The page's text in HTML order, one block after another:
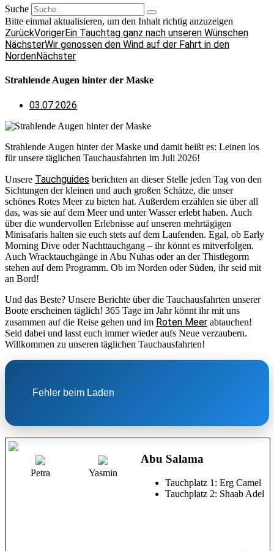
Suche
Bitte einmal aktualisieren, um den Inhalt richtig anzuzeigen
ZurückVorigerEin Tauchtag ganz nach unseren Wünschen
NächsterWir genossen den Wind auf der Fahrt in den
NordenNächster
Strahlende Augen hinter der Maske
03.07.2026
Strahlende Augen hinter der Maske und damit heißt es: Leinen los
für unsere täglichen Tauchausfahrten im Juli 2026!
Unsere Tauchguides berichten an dieser Stelle jeden Tag von den
Sichtungen der kleinen und auch großen Schätze, die unser
schönes Rotes Meer zu bieten hat. Außerdem erzählen sie über all
das, was sie auf dem Meer und unter Wasser erlebt haben. Auch
über die wundervollen Erlebnisse auf unseren mehrtägigen
Minisafaris halten sie euch stets auf dem Laufenden. Egal, ob Early
Morning Dive oder Nachttauchgang – ihr könnt es mitverfolgen.
Auch Wracktauchgänge in Abu Nuhas oder an der Thistlegorm
stehen auf dem Programm. Ob im Norden oder Süden, ihr seid mit
an Bord!
Und das Beste? Unsere Berichte über die Tauchausfahrten unserer
Boote erscheinen täglich! 365 Tage im Jahr könnt ihr mit uns
zusammen auf die Reise gehen und im Roten Meer abtauchen!
Seid dabei und lasst euch immer wieder aufs Neue verzaubern.
Willkommen zu unseren täglichen Tauchausfahrten!
Fehler beim Laden
Petra Yasmin
Abu Salama
Tauchplatz 1: Erg Camel
Tauchplatz 2: Shaab Adel